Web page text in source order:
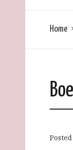
Home